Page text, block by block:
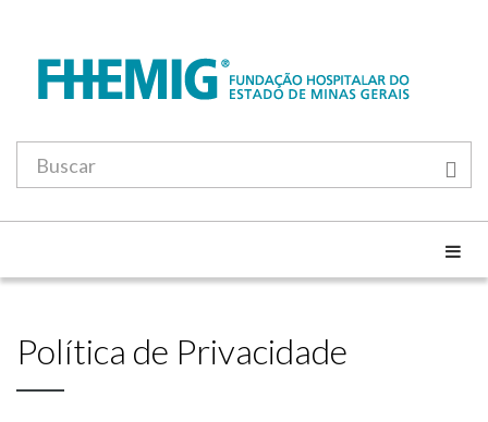
Política de Privacidade